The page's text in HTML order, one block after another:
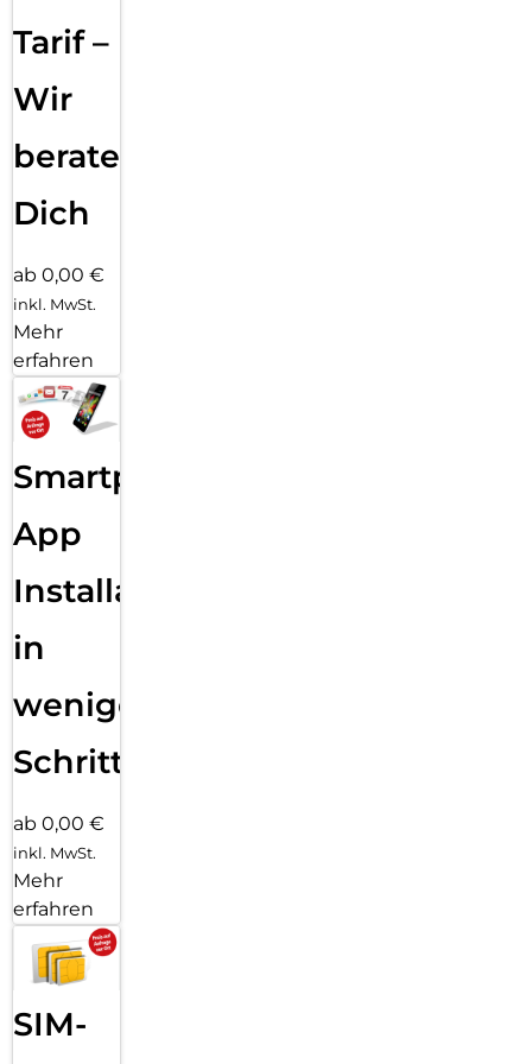
Tarif –
Wir
beraten
Dich
ab 0,00 €
inkl. MwSt.
Mehr
erfahren
Smartphone
App
Installation
in
wenigen
Schritten
ab 0,00 €
inkl. MwSt.
Mehr
erfahren
SIM-